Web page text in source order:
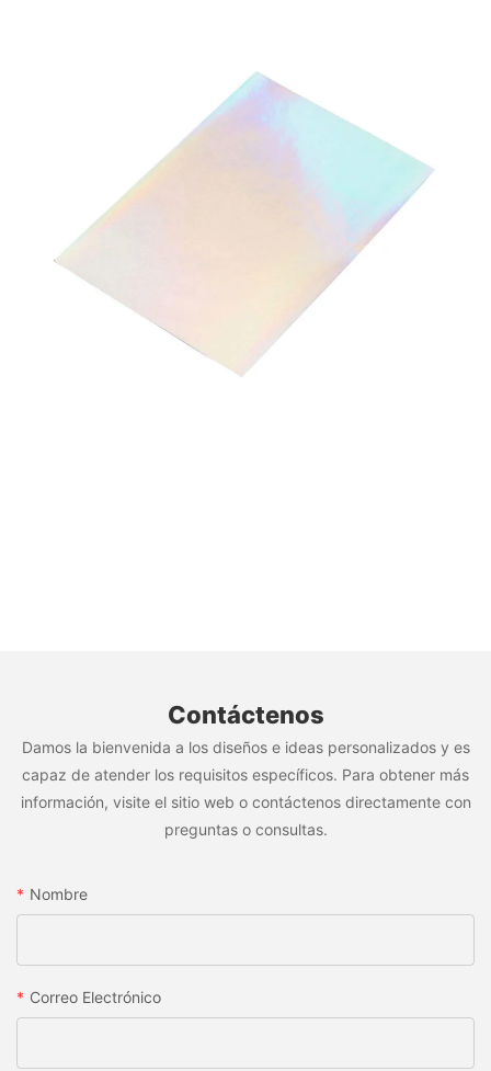
Contáctenos
Damos la bienvenida a los diseños e ideas personalizados y es
capaz de atender los requisitos específicos. Para obtener más
información, visite el sitio web o contáctenos directamente con
preguntas o consultas.
Nombre
Correo Electrónico